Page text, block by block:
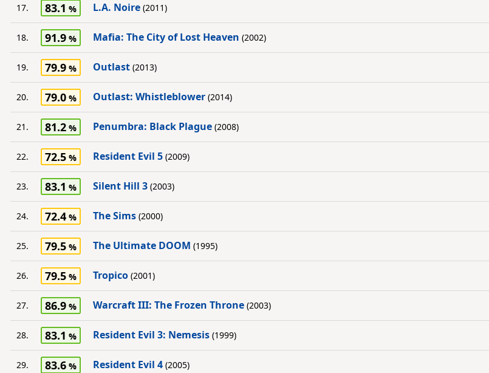
17. 83.1 L.A. Noire (2011)
18. 91.9 Mafia: The City of Lost Heaven (2002)
19. 79.9 Outlast (2013)
20. 79.0 Outlast: Whistleblower (2014)
21. 81.2 Penumbra: Black Plague (2008)
22. 72.5 Resident Evil 5 (2009)
23. 83.1 Silent Hill 3 (2003)
24. 72.4 The Sims (2000)
25. 79.5 The Ultimate DOOM (1995)
26. 79.5 Tropico (2001)
27. 86.9 Warcraft III: The Frozen Throne (2003)
28. 83.1 Resident Evil 3: Nemesis (1999)
29. 83.6 Resident Evil 4 (2005)